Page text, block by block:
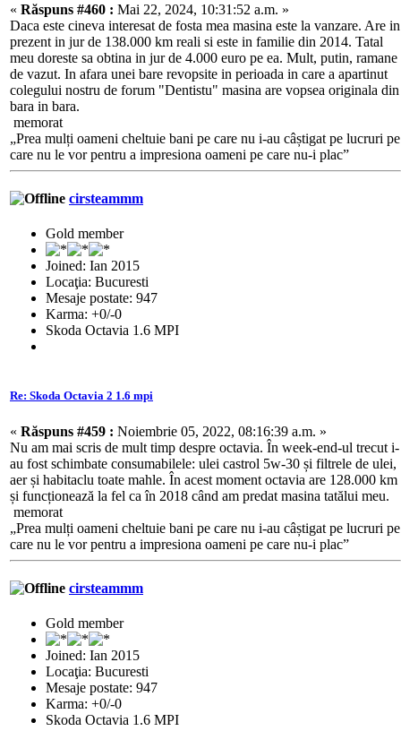
« Răspuns #460 : Mai 22, 2024, 10:31:52 a.m. »
Daca este cineva interesat de fosta mea masina este la vanzare. Are in
prezent in jur de 138.000 km reali si este in familie din 2014. Tatal
meu doreste sa obtina in jur de 4.000 euro pe ea. Mult, putin, ramane
de vazut. In afara unei bare revopsite in perioada in care a apartinut
colegului nostru de forum "Dentistu" masina are vopsea originala din
bara in bara.
memorat
„Prea mulți oameni cheltuie bani pe care nu i-au câștigat pe lucruri pe
care nu le vor pentru a impresiona oameni pe care nu-i plac”
cirsteammm
Gold member
Joined: Ian 2015
Locaţia: Bucuresti
Mesaje postate: 947
Karma: +0/-0
Skoda Octavia 1.6 MPI
Re: Skoda Octavia 2 1.6 mpi
« Răspuns #459 : Noiembrie 05, 2022, 08:16:39 a.m. »
Nu am mai scris de mult timp despre octavia. În week-end-ul trecut i-
au fost schimbate consumabilele: ulei castrol 5w-30 și filtrele de ulei,
aer și habitaclu toate mahle. În acest moment octavia are 128.000 km
și funcționează la fel ca în 2018 când am predat masina tatălui meu.
memorat
„Prea mulți oameni cheltuie bani pe care nu i-au câștigat pe lucruri pe
care nu le vor pentru a impresiona oameni pe care nu-i plac”
cirsteammm
Gold member
Joined: Ian 2015
Locaţia: Bucuresti
Mesaje postate: 947
Karma: +0/-0
Skoda Octavia 1.6 MPI